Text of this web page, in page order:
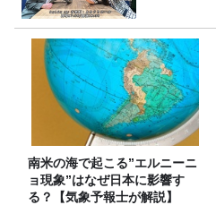
南米の海で起こる”エルニーニ
ョ現象”はなぜ日本に影響す
る？【気象予報士が解説】